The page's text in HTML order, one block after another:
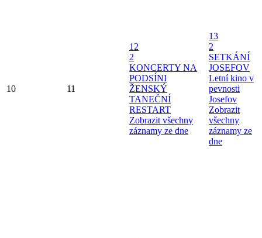
10 11
12
2
KONCERTY NA
PODSÍNI
ŽENSKÝ
TANEČNÍ
RESTART
Zobrazit všechny
záznamy ze dne
13
2
SETKÁNÍ
JOSEFOV
Letní kino v
pevnosti
Josefov
Zobrazit
všechny
záznamy ze
dne